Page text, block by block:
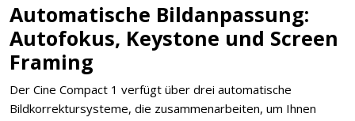
Automatische Bildanpassung:
Autofokus, Keystone und Screen
Framing
Der Cine Compact 1 verfügt über drei automatische
Bildkorrektursysteme, die zusammenarbeiten, um Ihnen